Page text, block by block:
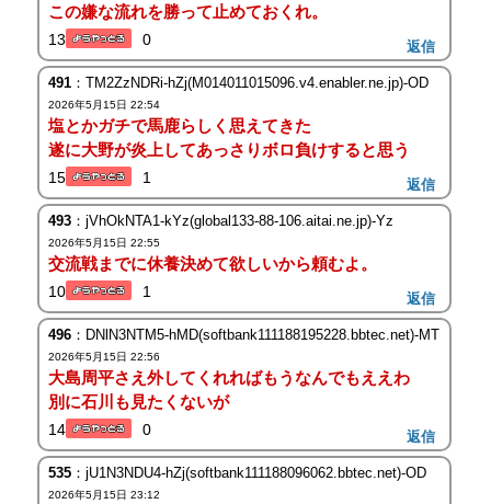
この嫌な流れを勝って止めておくれ。
13 0 返信
491：TM2ZzNDRi-hZj(M014011015096.v4.enabler.ne.jp)-OD
2026年5月15日 22:54
塩とかガチで馬鹿らしく思えてきた
遂に大野が炎上してあっさりボロ負けすると思う
15 1 返信
493：jVhOkNTA1-kYz(global133-88-106.aitai.ne.jp)-Yz
2026年5月15日 22:55
交流戦までに休養決めて欲しいから頼むよ。
10 1 返信
496：DNlN3NTM5-hMD(softbank111188195228.bbtec.net)-MT
2026年5月15日 22:56
大島周平さえ外してくれればもうなんでもええわ
別に石川も見たくないが
14 0 返信
535：jU1N3NDU4-hZj(softbank111188096062.bbtec.net)-OD
2026年5月15日 23:12